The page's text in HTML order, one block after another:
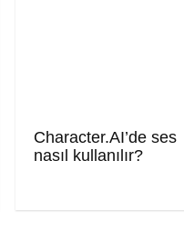
Character.AI’de ses
nasıl kullanılır?